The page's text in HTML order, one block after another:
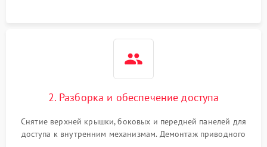
2. Разборка и обеспечение доступа
Снятие верхней крышки, боковых и передней панелей для
доступа к внутренним механизмам. Демонтаж приводного